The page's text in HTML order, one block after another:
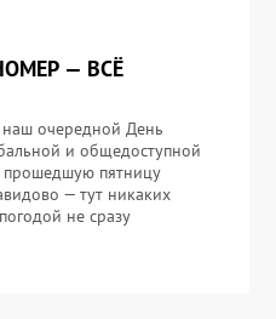
— ВСЁ
очередной День
и общедоступной
прошедшую пятницу
— тут никаких
не сразу